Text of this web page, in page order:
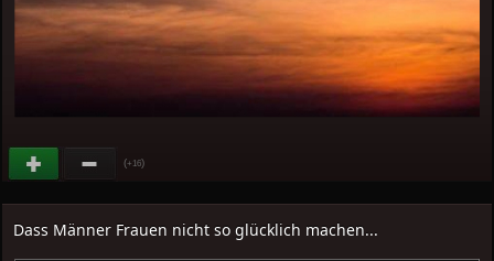
(+16)
Dass Männer Frauen nicht so glücklich machen...